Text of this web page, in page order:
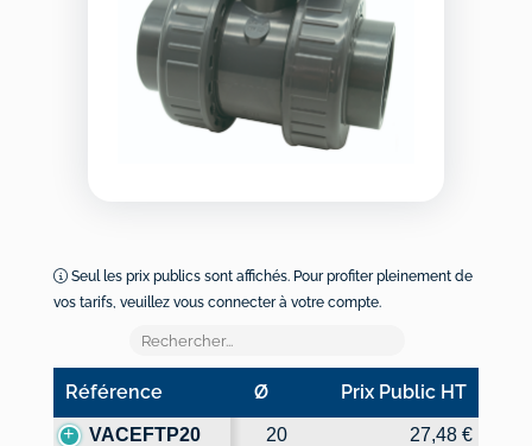
Seul les prix publics sont affichés. Pour profiter pleinement de
vos tarifs, veuillez vous connecter à votre compte.
Référence Ø Prix Public HT
Référence Ø Prix Public HT
VACEFTP20 20
27,48 €